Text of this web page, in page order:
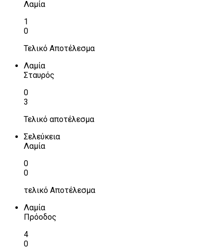
Λαμία
1
0
Τελικό Αποτέλεσμα
Λαμία
Σταυρός
0
3
Τελικό αποτέλεσμα
Σελεύκεια
Λαμία
0
0
τελικό Αποτέλεσμα
Λαμία
Πρόοδος
4
0